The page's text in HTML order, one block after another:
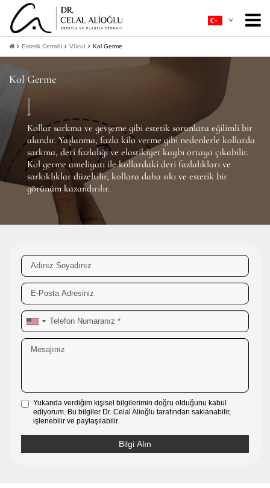
Hakkımda
Estetik Cerrahi
Ameliyatsız Estetik
Hasta Rehberi
+
İletişim
Bilgi Al
Estetik Cerrahi Vücut Kol Germe
Kol Germe
Kollar sarkma ve gevşeme gibi estetik sorunlara eğilimli bir
alandır. Yaşlanma, fazla kilo verme gibi nedenlerle kollarda
sarkma, deri fazlalığı ve elastikiyet kaybı ortaya çıkabilir.
Kol germe ameliyatı ile kollardaki deri fazlalıkları ve
sarkıklıklar düzeltilir, kollara daha sıkı ve estetik bir
görünüm kazandırılır.
Yukarıda verdiğim kişisel bilgilerimin doğru olduğunu kabul
ediyorum. Bu bilgiler Dr. Celal Alioğlu tarafından saklanabilir,
işlenebilir ve paylaşılabilir.